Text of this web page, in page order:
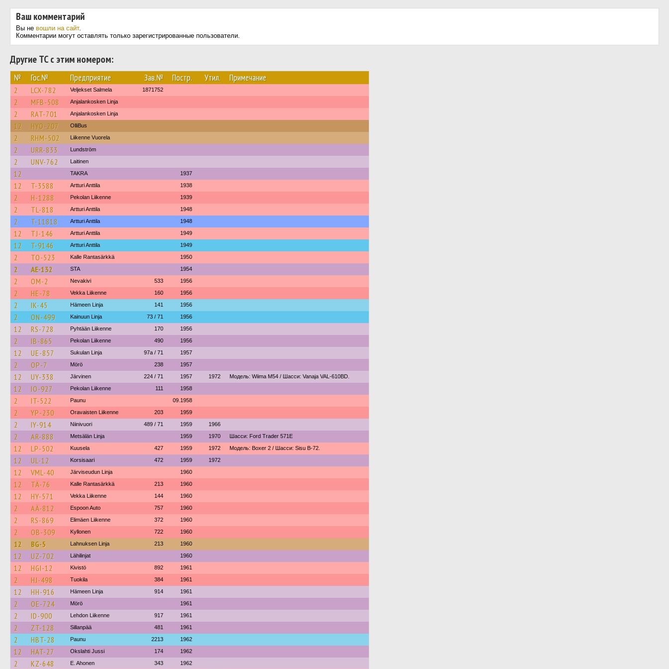
Ваш комментарий
Вы не вошли на сайт.
Комментарии могут оставлять только зарегистрированные пользователи.
Другие ТС с этим номером:
№ Гос.№ Предприятие Зав.№ Постр. Утил. Примечание
2 LCX-782 Veljekset Salmela 1871752
2 MFB-508 Anjalankosken Linja
2 RAT-701 Anjalankosken Linja
12 HYO-207 OlliBus
2 RHM-502 Liikenne Vuorela
2 URR-833 Lundström
2 UNV-762 Laitinen
12 TAKRA 1937
12 T-3588 Artturi Anttila 1938
2 H-1288 Pekolan Liikenne 1939
2 TL-818 Artturi Anttila 1948
2 T-11818 Artturi Anttila 1948
12 TJ-146 Artturi Anttila 1949
12 T-9146 Artturi Anttila 1949
2 TO-523 Kalle Rantasärkkä 1950
2 AE-132 STA 1954
2 OM-2 Nevakivi 533 1956
2 HE-78 Vekka Liikenne 160 1956
2 IK-45 Hämeen Linja 141 1956
2 ON-499 Kainuun Linja 73 / 71 1956
12 RS-728 Pyhtään Liikenne 170 1956
2 IB-865 Pekolan Liikenne 490 1956
12 UE-857 Sukulan Linja 97a / 71 1957
2 OP-7 Mörö 238 1957
12 UY-338 Järvinen 224 / 71 1957 1972 Модель: Wiima M54 / Шасси: Vanaja VAL-610BD.
12 IO-927 Pekolan Liikenne 111 1958
2 IT-522 Paunu 09.1958
2 YP-230 Oravaisten Liikenne 203 1959
2 IY-914 Niinivuori 489 / 71 1959 1966
2 AR-888 Metsälän Linja 1959 1970 Шасси: Ford Trader 571E
12 LP-502 Kuusela 427 1959 1972 Модель: Boxer 2 / Шасси: Sisu B-72.
12 UL-12 Korsisaari 472 1959 1972
12 VML-40 Järviseudun Linja 1960
12 TÄ-76 Kalle Rantasärkkä 213 1960
12 HY-571 Vekka Liikenne 144 1960
2 AÄ-812 Espoon Auto 757 1960
2 RS-869 Elimäen Liikenne 372 1960
2 OB-309 Kyllonen 722 1960
12 BG-5 Lahnuksen Linja 213 1960
12 UZ-702 Lähilinjat 1960
12 HGI-12 Kivistö 892 1961
2 HJ-498 Tuokila 384 1961
12 HH-916 Hämeen Linja 914 1961
2 OE-724 Mörö 1961
2 ID-900 Lehdon Liikenne 917 1961
2 ZT-128 Sillanpää 481 1961
2 HBT-28 Paunu 2213 1962
12 HAT-27 Okslahti Jussi 174 1962
2 KZ-648 E. Ahonen 343 1962